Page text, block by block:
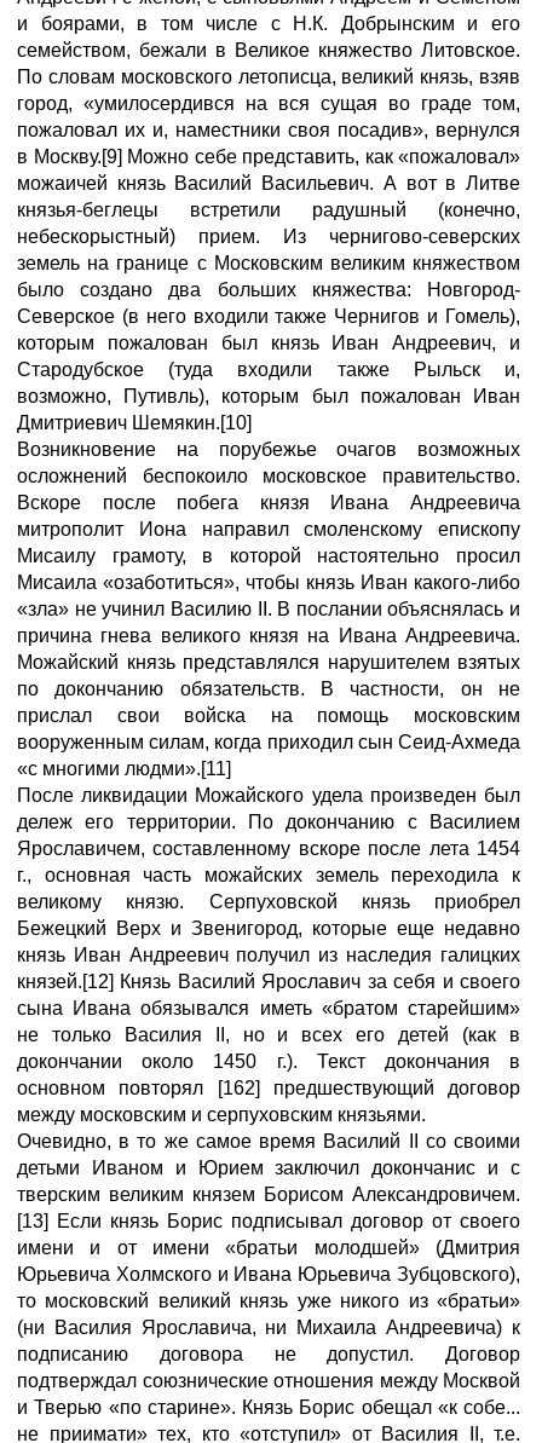
и боярами, в том числе с Н.К. Добрынским и его
семейством, бежали в Великое княжество Литовское.
По словам московского летописца, великий князь, взяв
город, «умилосердився на вся сущая во граде том,
пожаловал их и, наместники своя посадив», вернулся
в Москву.[9] Можно себе представить, как «пожаловал»
можаичей князь Василий Васильевич. А вот в Литве
князья-беглецы встретили радушный (конечно,
небескорыстный) прием. Из чернигово-северских
земель на границе с Московским великим княжеством
было создано два больших княжества: Новгород-
Северское (в него входили также Чернигов и Гомель),
которым пожалован был князь Иван Андреевич, и
Стародубское (туда входили также Рыльск и,
возможно, Путивль), которым был пожалован Иван
Дмитриевич Шемякин.[10]
Возникновение на порубежье очагов возможных
осложнений беспокоило московское правительство.
Вскоре после побега князя Ивана Андреевича
митрополит Иона направил смоленскому епископу
Мисаилу грамоту, в которой настоятельно просил
Мисаила «озаботиться», чтобы князь Иван какого-либо
«зла» не учинил Василию II. В послании объяснялась и
причина гнева великого князя на Ивана Андреевича.
Можайский князь представлялся нарушителем взятых
по докончанию обязательств. В частности, он не
прислал свои войска на помощь московским
вооруженным силам, когда приходил сын Сеид-Ахмеда
«с многими людми».[11]
После ликвидации Можайского удела произведен был
дележ его территории. По докончанию с Василием
Ярославичем, составленному вскоре после лета 1454
г., основная часть можайских земель переходила к
великому князю. Серпуховской князь приобрел
Бежецкий Верх и Звенигород, которые еще недавно
князь Иван Андреевич получил из наследия галицких
князей.[12] Князь Василий Ярославич за себя и своего
сына Ивана обязывался иметь «братом старейшим»
не только Василия II, но и всех его детей (как в
докончании около 1450 г.). Текст докончания в
основном повторял [162] предшествующий договор
между московским и серпуховским князьями.
Очевидно, в то же самое время Василий II со своими
детьми Иваном и Юрием заключил докончанис и с
тверским великим князем Борисом Александровичем.
[13] Если князь Борис подписывал договор от своего
имени и от имени «братьи молодшей» (Дмитрия
Юрьевича Холмского и Ивана Юрьевича Зубцовского),
то московский великий князь уже никого из «братьи»
(ни Василия Ярославича, ни Михаила Андреевича) к
подписанию договора не допустил. Договор
подтверждал союзнические отношения между Москвой
и Тверью «по старине». Князь Борис обещал «к собе...
не приимати» тех, кто «отступил» от Василия II, т.е.